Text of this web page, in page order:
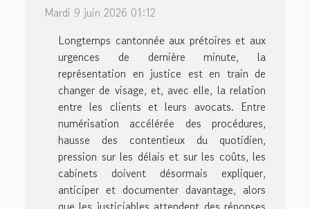
Mardi 9 juin 2026 01:12
Longtemps cantonnée aux prétoires et aux
urgences de dernière minute, la
représentation en justice est en train de
changer de visage, et, avec elle, la relation
entre les clients et leurs avocats. Entre
numérisation accélérée des procédures,
hausse des contentieux du quotidien,
pression sur les délais et sur les coûts, les
cabinets doivent désormais expliquer,
anticiper et documenter davantage, alors